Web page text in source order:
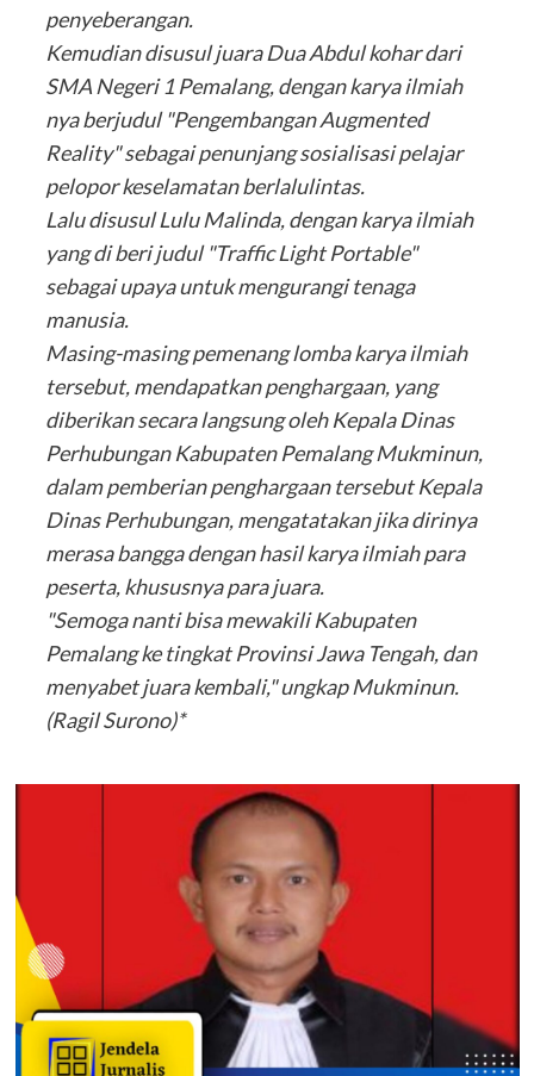
penyeberangan.
Kemudian disusul juara Dua Abdul kohar dari
SMA Negeri 1 Pemalang, dengan karya ilmiah
nya berjudul "Pengembangan Augmented
Reality" sebagai penunjang sosialisasi pelajar
pelopor keselamatan berlalulintas.
Lalu disusul Lulu Malinda, dengan karya ilmiah
yang di beri judul "Traffic Light Portable"
sebagai upaya untuk mengurangi tenaga
manusia.
Masing-masing pemenang lomba karya ilmiah
tersebut, mendapatkan penghargaan, yang
diberikan secara langsung oleh Kepala Dinas
Perhubungan Kabupaten Pemalang Mukminun,
dalam pemberian penghargaan tersebut Kepala
Dinas Perhubungan, mengatatakan jika dirinya
merasa bangga dengan hasil karya ilmiah para
peserta, khususnya para juara.
"Semoga nanti bisa mewakili Kabupaten
Pemalang ke tingkat Provinsi Jawa Tengah, dan
menyabet juara kembali," ungkap Mukminun.
(Ragil Surono)*